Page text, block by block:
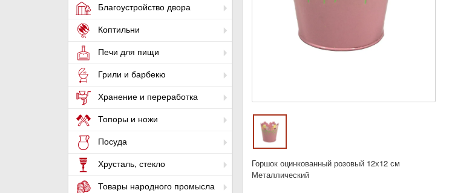
Благоустройство двора
Коптильни
Печи для пищи
Грили и барбекю
Хранение и переработка
Топоры и ножи
Посуда
Хрусталь, стекло
Товары народного промысла
Горшок оцинкованный розовый 12х12 см
Металлический